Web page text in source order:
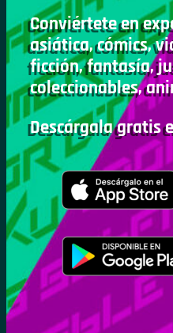
Conviértete en
asiática, cómics,
ficción, fantasía,
coleccionables,
Descárgala gratis